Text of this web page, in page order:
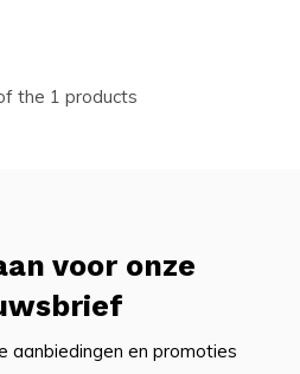
the 1 products
voor onze
aanbiedingen en promoties